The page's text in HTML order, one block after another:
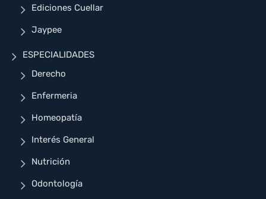
Ediciones Cuellar
Jaypee
ESPECIALIDADES
Derecho
Enfermeria
Homeopatía
Interés General
Nutrición
Odontología